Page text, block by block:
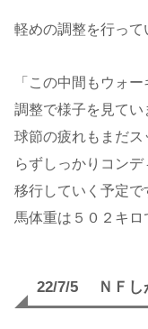
軽めの調整を行って
「この中間もウォ
調整で様子を見てい
球節の疲れもまだ
らずしっかりコン
移行していく予定で
馬体重は５０２キロ
22/7/5 ＮＦし